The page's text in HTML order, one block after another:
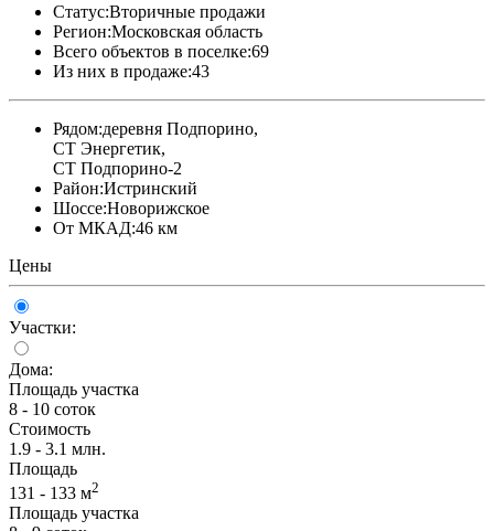
Статус:Вторичные продажи
Регион:Московская область
Всего объектов в поселке:69
Из них в продаже:43
Рядом:деревня Подпорино,
СТ Энергетик,
СТ Подпорино-2
Район:Истринский
Шоссе:Новорижское
От МКАД:46 км
Цены
Участки:
Дома:
Площадь участка
8 - 10 соток
Стоимость
1.9 - 3.1 млн.
Площадь
131 - 133 м2
Площадь участка